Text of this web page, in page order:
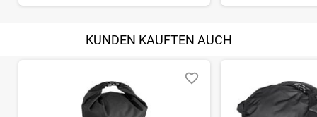
KUNDEN KAUFTEN AUCH